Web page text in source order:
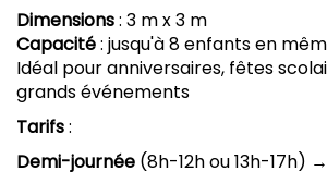
Dimensions: 3 m x 3 m
Capacité: jusqu'à 8 enfants en
Idéal pour anniversaires, fêtes
grands événements
Tarifs:
Demi-journée (8h-12h ou 13h-17h) →